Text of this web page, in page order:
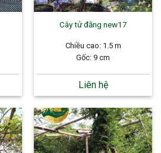
Cây tử đằng new17
Chiều cao: 1.5 m
Gốc: 9 cm
Liên hệ